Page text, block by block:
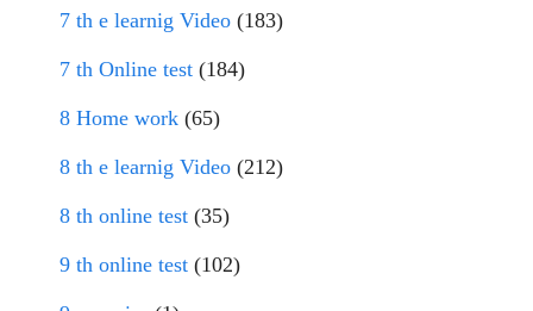
7 th e learnig Video (183)
7 th Online test (184)
8 Home work (65)
8 th e learnig Video (212)
8 th online test (35)
9 th online test (102)